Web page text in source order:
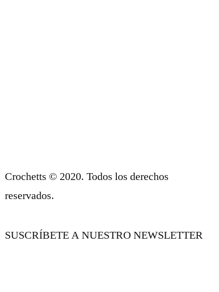
Crochetts © 2020. Todos los derechos
reservados.
SUSCRÍBETE A NUESTRO NEWSLETTER